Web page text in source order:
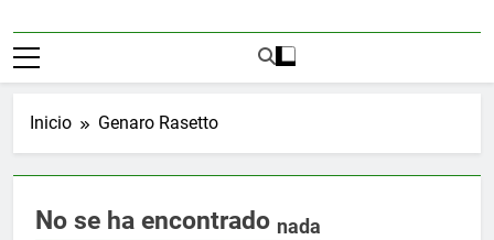
Inicio Genaro Rasetto
No se ha encontrado nada